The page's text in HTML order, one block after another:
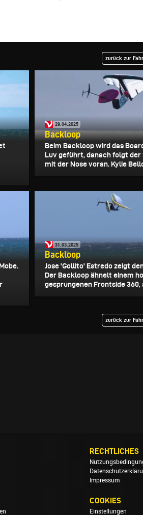
zurück zur
29.04.2025
Backloop
Beim Backloop wird das
Luv geführt, danach folgt der
mit der Nose voran. Kylie
31.03.2025
Backloop
Jose 'Gollito' Estredo zeigt
Der Backloop ähnelt einem
gesprungenen Frontside 360,
zurück zur
RECHTLICHES
Impressum
COOKIES
Einstellungen